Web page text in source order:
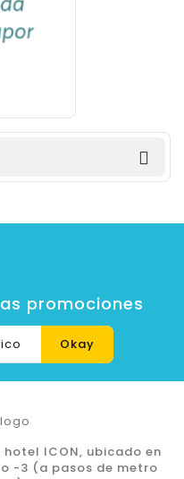

promociones
hotel ICON, ubicado en
-3 (a pasos de metro